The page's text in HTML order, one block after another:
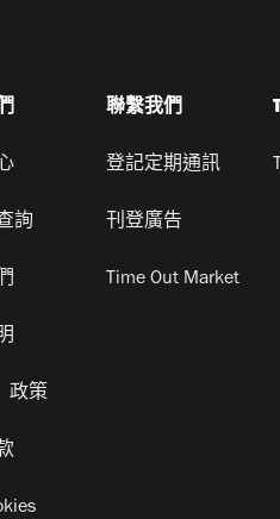
詢
政策
聯繫我們
登記定期通訊
刊登廣告
Time Out Market